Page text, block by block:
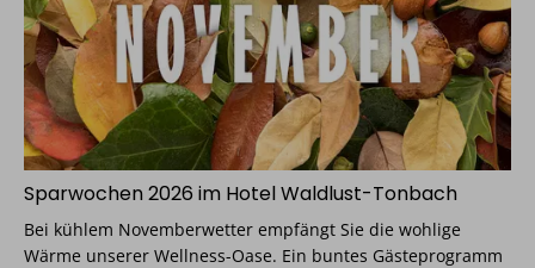
Sparwochen 2026 im Hotel Waldlust-Tonbach
Bei kühlem Novemberwetter empfängt Sie die wohlige
Wärme unserer Wellness-Oase. Ein buntes Gästeprogramm